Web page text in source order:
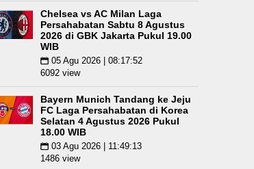
Chelsea vs AC Milan Laga
Persahabatan Sabtu 8 Agustus
2026 di GBK Jakarta Pukul 19.00
WIB
📅 05 Agu 2026 | 08:17:52
6092 view
Bayern Munich Tandang ke Jeju
FC Laga Persahabatan di Korea
Selatan 4 Agustus 2026 Pukul
18.00 WIB
📅 03 Agu 2026 | 11:49:13
1486 view